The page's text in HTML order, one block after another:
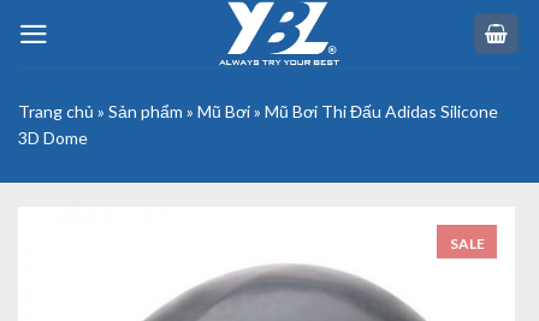
Trang chủ » Sản phẩm » Mũ Bơi» Mũ Bơi Thi Đấu Adidas Silicone
3D Dome
SALE